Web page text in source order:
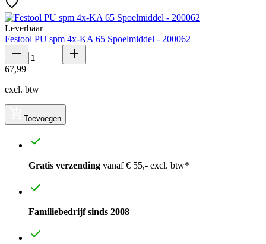
Leverbaar
Festool PU spm 4x-KA 65 Spoelmiddel - 200062
67,99
excl. btw
Toevoegen
Gratis verzending vanaf € 55,- excl. btw*
Familiebedrijf sinds 2008